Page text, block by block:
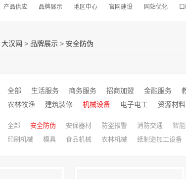
产品供应 品牌展示 地区中心 官网建设 网站优化
大汉网 > 品牌展示 > 安全防伪
全部 生活服务 商务服务 招商加盟 金融服务
农林牧渔
建筑装修 机械设备 电子电工 资源材料
全部 安全防伪 安保器材 防盗报警 消防交通 智
印刷机械
模具 食品机械 农林机械 纸制造加工设备